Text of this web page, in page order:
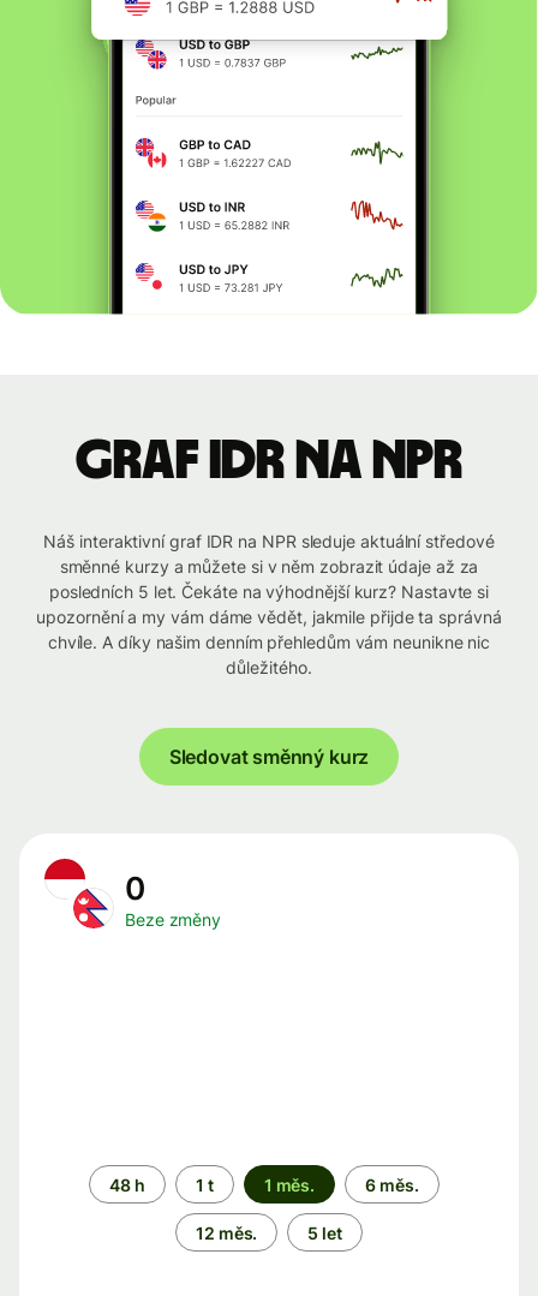
graf IDR na NPR
Náš interaktivní graf IDR na NPR sleduje aktuální středové
směnné kurzy a můžete si v něm zobrazit údaje až za
posledních 5 let. Čekáte na výhodnější kurz? Nastavte si
upozornění a my vám dáme vědět, jakmile přijde ta správná
chvíle. A díky našim denním přehledům vám neunikne nic
důležitého.
Sledovat směnný kurz
0
Beze změny
Časové
období
48 h 1 t 1 měs. 6 měs.
12 měs. 5 let